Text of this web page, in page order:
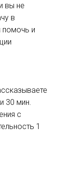
вы не
в
помочь и
30 мин.
с
1